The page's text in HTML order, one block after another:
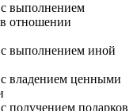
выполнением
отношении
выполнением иной
владением ценными
получением подарков